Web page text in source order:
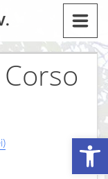
Werkzeugleiste öffnen